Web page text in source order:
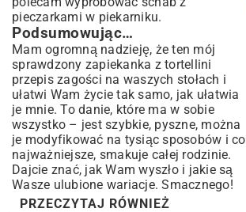
pieczarkami w piekarniku.
Podsumowując…
Mam ogromną nadzieję, że ten mój
sprawdzony zapiekanka z tortellini
przepis zagości na waszych stołach i
ułatwi Wam życie tak samo, jak ułatwia
je mnie. To danie, które ma w sobie
wszystko – jest szybkie, pyszne, można
je modyfikować na tysiąc sposobów i co
najważniejsze, smakuje całej rodzinie.
Dajcie znać, jak Wam wyszło i jakie są
Wasze ulubione wariacje. Smacznego!
PRZECZYTAJ RÓWNIEŻ